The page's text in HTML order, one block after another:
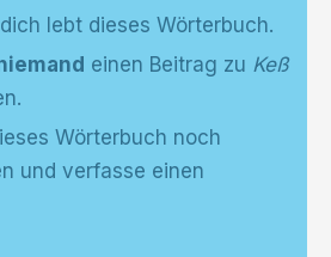
lebt dieses Wörterbuch.
einen Beitrag zu Keß
Wörterbuch noch
und verfasse einen